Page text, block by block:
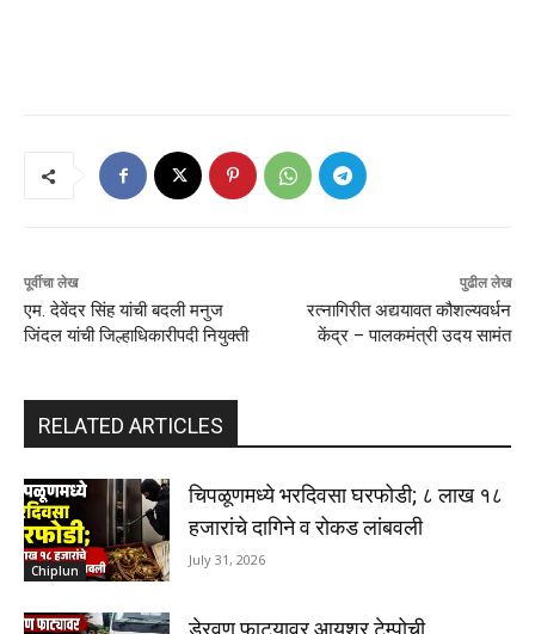
पूर्वीचा लेख
एम. देवेंदर सिंह यांची बदली मनुज
जिंदल यांची जिल्हाधिकारीपदी नियुक्ती
पुढील लेख
रत्नागिरीत अद्ययावत कौशल्यवर्धन
केंद्र – पालकमंत्री उदय सामंत
RELATED ARTICLES
Chiplun
चिपळूणमध्ये भरदिवसा घरफोडी; ८ लाख १८
हजारांचे दागिने व रोकड लांबवली
July 31, 2026
डेरवण फाट्यावर आयशर टेम्पोची